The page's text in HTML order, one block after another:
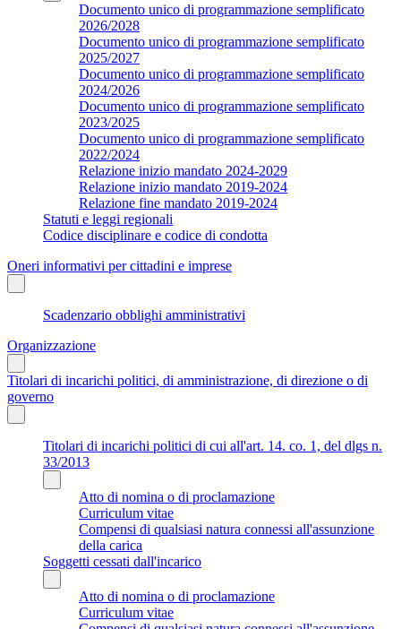
Documento unico di programmazione semplificato
2026/2028
Documento unico di programmazione semplificato
2025/2027
Documento unico di programmazione semplificato
2024/2026
Documento unico di programmazione semplificato
2023/2025
Documento unico di programmazione semplificato
2022/2024
Relazione inizio mandato 2024-2029
Relazione inizio mandato 2019-2024
Relazione fine mandato 2019-2024
Statuti e leggi regionali
Codice disciplinare e codice di condotta
Oneri informativi per cittadini e imprese
Scadenzario obblighi amministrativi
Organizzazione
Titolari di incarichi politici, di amministrazione, di direzione o di
governo
Titolari di incarichi politici di cui all'art. 14. co. 1, del dlgs n.
33/2013
Atto di nomina o di proclamazione
Curriculum vitae
Compensi di qualsiasi natura connessi all'assunzione
della carica
Soggetti cessati dall'incarico
Atto di nomina o di proclamazione
Curriculum vitae